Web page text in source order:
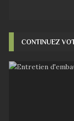
CONTINUEZ